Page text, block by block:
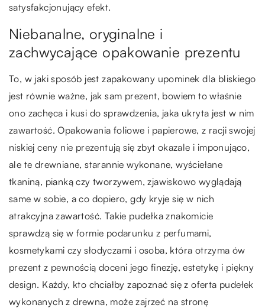
satysfakcjonujący efekt.
Niebanalne, oryginalne i
zachwycające opakowanie prezentu
To, w jaki sposób jest zapakowany upominek dla bliskiego
jest równie ważne, jak sam prezent, bowiem to właśnie
ono zachęca i kusi do sprawdzenia, jaka ukryta jest w nim
zawartość. Opakowania foliowe i papierowe, z racji swojej
niskiej ceny nie prezentują się zbyt okazale i imponująco,
ale te drewniane, starannie wykonane, wyściełane
tkaniną, pianką czy tworzywem, zjawiskowo wyglądają
same w sobie, a co dopiero, gdy kryje się w nich
atrakcyjna zawartość. Takie pudełka znakomicie
sprawdzą się w formie podarunku z perfumami,
kosmetykami czy słodyczami i osoba, która otrzyma ów
prezent z pewnością doceni jego finezję, estetykę i piękny
design. Każdy, kto chciałby zapoznać się z oferta pudełek
wykonanych z drewna, może zajrzeć na stronę